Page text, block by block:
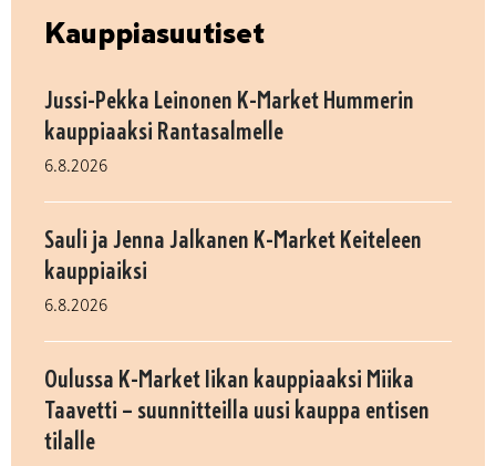
Kauppiasuutiset
Jussi-Pekka Leinonen K-Market Hummerin
kauppiaaksi Rantasalmelle
6.8.2026
Sauli ja Jenna Jalkanen K-Market Keiteleen
kauppiaiksi
6.8.2026
Oulussa K-Market Iikan kauppiaaksi Miika
Taavetti – suunnitteilla uusi kauppa entisen
tilalle